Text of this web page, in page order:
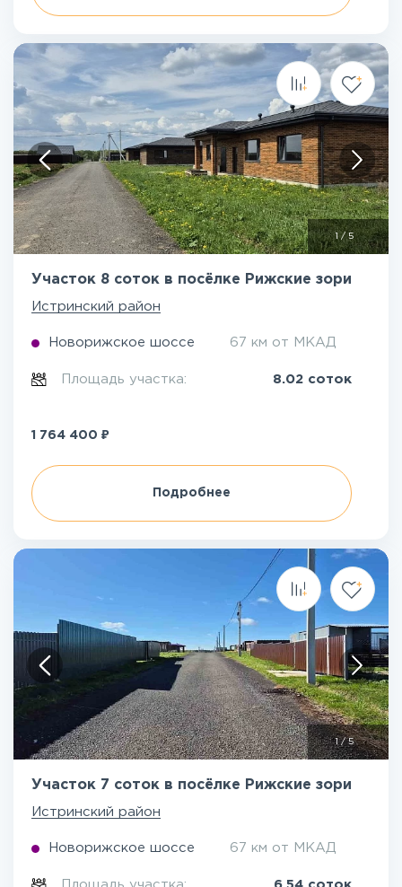
1/5
Участок 8 соток в посёлке Рижские зори
Истринский район
Новорижское шоссе 67 км от МКАД
Площадь участка: 8.02 соток
1 764 400 ₽
Подробнее
1/5
Участок 7 соток в посёлке Рижские зори
Истринский район
Новорижское шоссе 67 км от МКАД